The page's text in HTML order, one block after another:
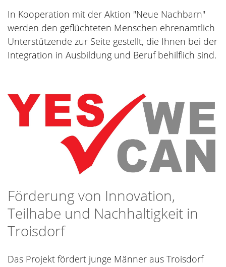
In Kooperation mit der Aktion "Neue Nachbarn"
werden den geflüchteten Menschen ehrenamtlich
Unterstützende zur Seite gestellt, die Ihnen bei der
Integration in Ausbildung und Beruf behilflich sind.
Förderung von Innovation,
Teilhabe und Nachhaltigkeit in
Troisdorf
Das Projekt fördert junge Männer aus Troisdorf